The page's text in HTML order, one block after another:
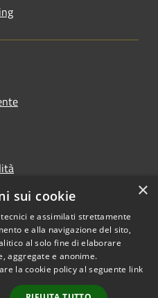
Copyright © 2026 • Comune di
Chieri • Powered by
Municipium• Accesso
×
sui cookie
e assimilati strettamente
e alla navigazione del sito,
al solo fine di elaborare
aggregate e anonime.
la cookie policy al seguente link